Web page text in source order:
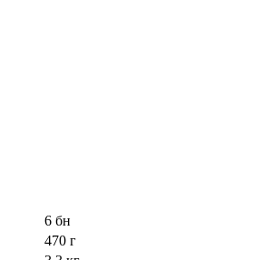
6 бн
470 г